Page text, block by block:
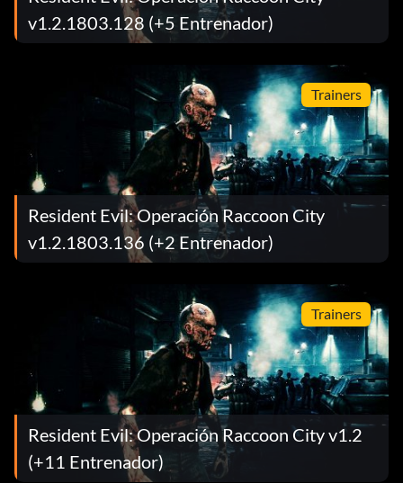
v1.2.1803.128 (+5 Entrenador)
Trainers
Resident Evil: Operación Raccoon City
v1.2.1803.136 (+2 Entrenador)
Trainers
Resident Evil: Operación Raccoon City v1.2
(+11 Entrenador)